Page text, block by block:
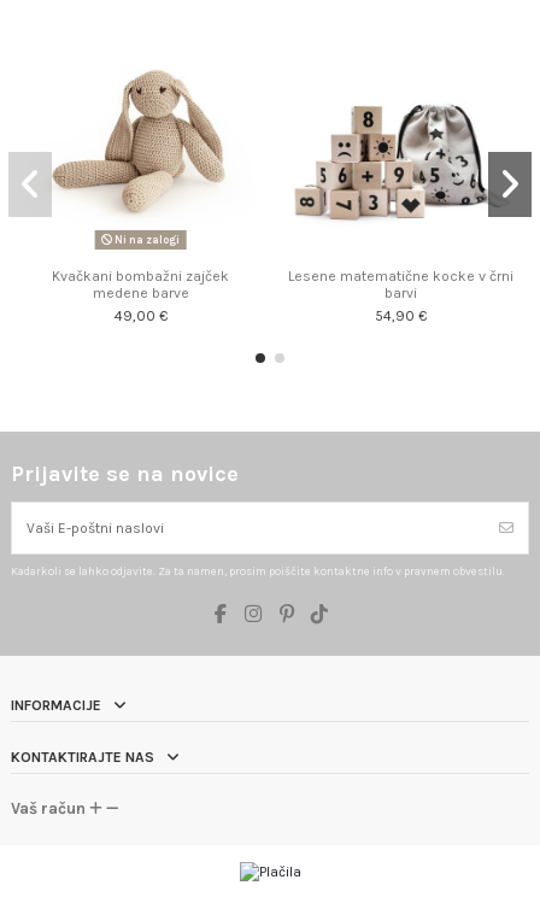
Ni na zalogi
Kvačkani bombažni zajček
medene barve
49,00 €
Lesene matematične kocke v črni
barvi
54,90 €
Prijavite se na novice
Kadarkoli se lahko odjavite. Za ta namen, prosim poiščite kontaktne info v pravnem obvestilu.
INFORMACIJE
KONTAKTIRAJTE NAS
Vaš račun